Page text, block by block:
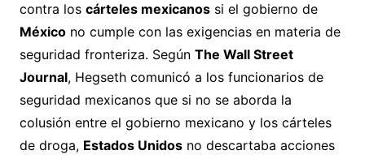
contra los cárteles mexicanossi el gobierno de
Méxicono cumple con las exigencias en materia de
seguridad fronteriza. Según The Wall Street
Journal, Hegseth comunicó a los funcionarios de
seguridad mexicanos que si no se aborda la
colusión entre el gobierno mexicano y los cárteles
de droga, Estados Unidosno descartaba acciones